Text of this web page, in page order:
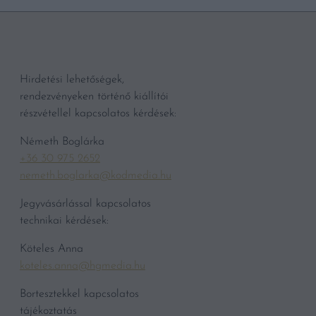
Hirdetési lehetőségek,
rendezvényeken történő kiállítói
részvétellel kapcsolatos kérdések:
Németh Boglárka
+36 30 975 2652
nemeth.boglarka@kodmedia.hu
Jegyvásárlással kapcsolatos
technikai kérdések:
Köteles Anna
koteles.anna@hgmedia.hu
Bortesztekkel kapcsolatos
tájékoztatás